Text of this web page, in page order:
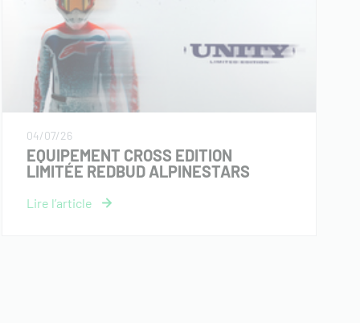
04/07/26
EQUIPEMENT CROSS EDITION
LIMITÉE REDBUD ALPINESTARS